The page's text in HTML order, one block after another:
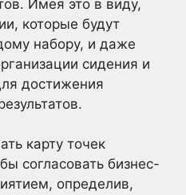
Имея это в виду,
которые будут
набору, и даже
сидения и
достижения
карту точек
согласовать бизнес-
определив,